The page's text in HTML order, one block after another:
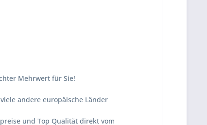
Mehrwert für Sie!
andere europäische Länder
und Top Qualität direkt vom